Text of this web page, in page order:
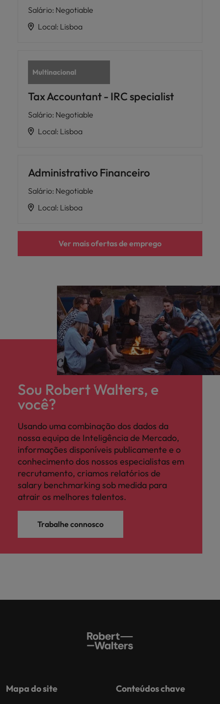
Salário: Negotiable
Local: Lisboa
Tax Accountant - IRC specialist
Salário: Negotiable
Local: Lisboa
Administrativo Financeiro
Salário: Negotiable
Local: Lisboa
Ver mais ofertas de emprego
Sou Robert Walters, e
você?
Usando uma combinação dos dados da
nossa equipa de Inteligência de Mercado,
informações disponíveis publicamente e o
conhecimento dos nossos especialistas em
recrutamento, criamos relatórios de
salary benchmarking sob medida para
atrair os melhores talentos.
Trabalhe connosco
Mapa do site Conteúdos chave